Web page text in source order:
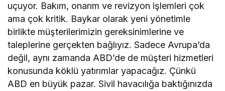
uçuyor. Bakım, onarım ve revizyon işlemleri çok
ama çok kritik. Baykar olarak yeni yönetimle
birlikte müşterilerimizin gereksinimlerine ve
taleplerine gerçekten bağlıyız. Sadece Avrupa’da
değil, aynı zamanda ABD’de de müşteri hizmetleri
konusunda köklü yatırımlar yapacağız. Çünkü
ABD en büyük pazar. Sivil havacılığa baktığınızda